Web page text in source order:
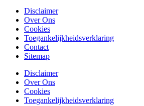
Disclaimer
Over Ons
Cookies
Toegankelijkheidsverklaring
Contact
Sitemap
Disclaimer
Over Ons
Cookies
Toegankelijkheidsverklaring